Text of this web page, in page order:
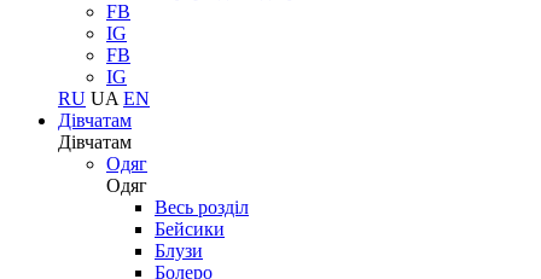
FB
IG
FB
IG
RU UA EN
Дівчатам
Дівчатам
Одяг
Одяг
Весь розділ
Бейсики
Блузи
Болеро